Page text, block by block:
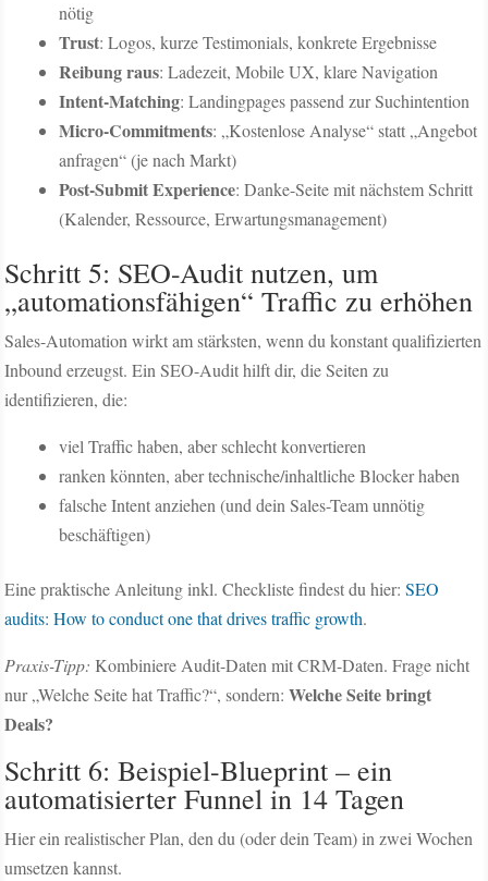
nötig
Trust: Logos, kurze Testimonials, konkrete Ergebnisse
Reibung raus: Ladezeit, Mobile UX, klare Navigation
Intent-Matching: Landingpages passend zur Suchintention
Micro-Commitments: „Kostenlose Analyse“ statt „Angebot
anfragen“ (je nach Markt)
Post-Submit Experience: Danke-Seite mit nächstem Schritt
(Kalender, Ressource, Erwartungsmanagement)
Schritt 5: SEO-Audit nutzen, um
„automationsfähigen“ Traffic zu erhöhen
Sales-Automation wirkt am stärksten, wenn du konstant qualifizierten
Inbound erzeugst. Ein SEO-Audit hilft dir, die Seiten zu
identifizieren, die:
viel Traffic haben, aber schlecht konvertieren
ranken könnten, aber technische/inhaltliche Blocker haben
falsche Intent anziehen (und dein Sales-Team unnötig
beschäftigen)
Eine praktische Anleitung inkl. Checkliste findest du hier:SEO
audits: How to conduct one that drives traffic growth.
Praxis-Tipp: Kombiniere Audit-Daten mit CRM-Daten. Frage nicht
nur „Welche Seite hat Traffic?“, sondern:Welche Seite bringt
Deals?
Schritt 6: Beispiel-Blueprint – ein
automatisierter Funnel in 14 Tagen
Hier ein realistischer Plan, den du (oder dein Team) in zwei Wochen
umsetzen kannst.